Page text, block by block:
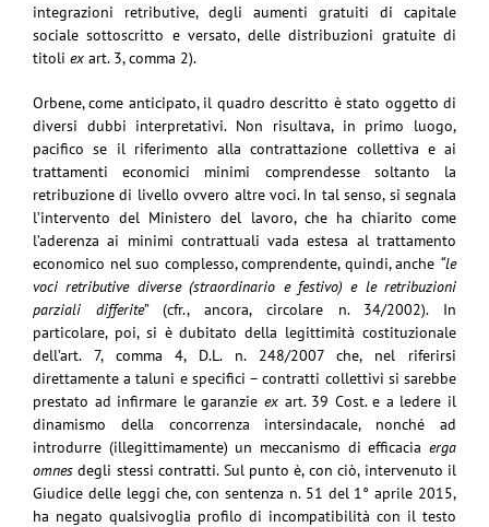
integrazioni retributive, degli aumenti gratuiti di capitale
sociale sottoscritto e versato, delle distribuzioni gratuite di
titoli ex art. 3, comma 2).
Orbene, come anticipato, il quadro descritto è stato oggetto di
diversi dubbi interpretativi. Non risultava, in primo luogo,
pacifico se il riferimento alla contrattazione collettiva e ai
trattamenti economici minimi comprendesse soltanto la
retribuzione di livello ovvero altre voci. In tal senso, si segnala
l’intervento del Ministero del lavoro, che ha chiarito come
l’aderenza ai minimi contrattuali vada estesa al trattamento
economico nel suo complesso, comprendente, quindi, anche “le
voci retributive diverse (straordinario e festivo) e le retribuzioni
parziali differite” (cfr., ancora, circolare n. 34/2002). In
particolare, poi, si è dubitato della legittimità costituzionale
dell’art. 7, comma 4, D.L. n. 248/2007 che, nel riferirsi
direttamente a taluni e specifici – contratti collettivi si sarebbe
prestato ad infirmare le garanzie exart. 39 Cost. e a ledere il
dinamismo della concorrenza intersindacale, nonché ad
introdurre (illegittimamente) un meccanismo di efficacia erga
omnes degli stessi contratti. Sul punto è, con ciò, intervenuto il
Giudice delle leggi che, con sentenza n. 51 del 1° aprile 2015,
ha negato qualsivoglia profilo di incompatibilità con il testo